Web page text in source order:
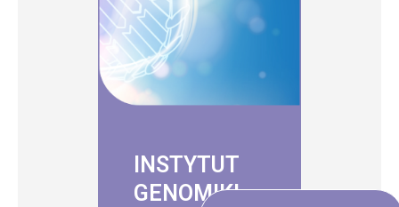
INSTYTUT
GENOMIKI